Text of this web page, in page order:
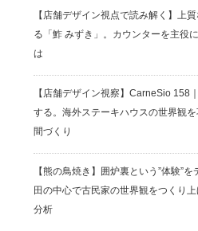
【店舗デザイン視点で読み解く】上
る「鮓 みずき」。カウンターを主役
は
【店舗デザイン視察】CarneSio 158
する。海外ステーキハウスの世界観
間づくり
【熊の鳥焼き】囲炉裏という”体験”
田の中心で古民家の世界観をつくり
分析